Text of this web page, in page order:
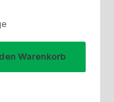
oder benutze die
Warenkorb